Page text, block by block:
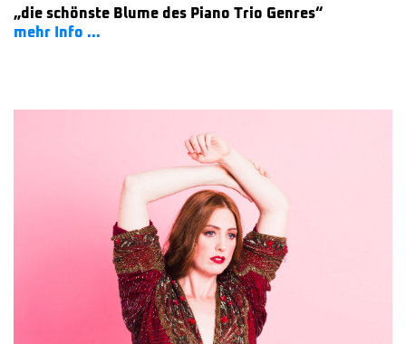
„die schönste Blume des Piano Trio Genres“
mehr Info ...